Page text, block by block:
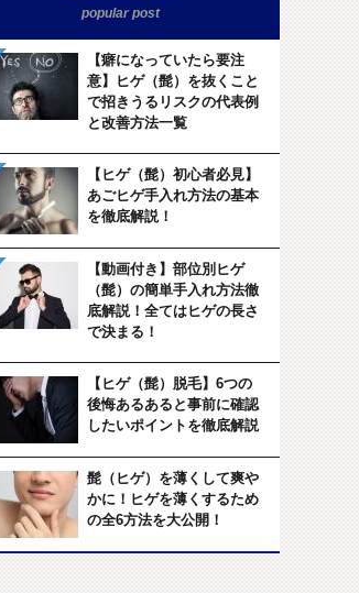
【癖になっていたら要注
意】ヒゲ（髭）を抜くこと
で招きうるリスクの代表例
と改善方法一覧
【ヒゲ（髭）初心者必見】
あごヒゲ手入れ方法の基本
を徹底解説！
【動画付き】部位別ヒゲ
（髭）の簡単手入れ方法徹
底解説！全てはヒゲの長さ
で決まる！
【ヒゲ（髭）脱毛】6つの
後悔あるあると事前に確認
したいポイントを徹底解説
髭（ヒゲ）を薄くして爽や
かに！ヒゲを薄くするため
の全6方法を大公開！